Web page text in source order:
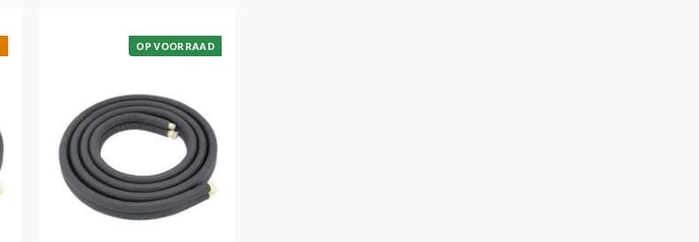
OP VOORRAAD